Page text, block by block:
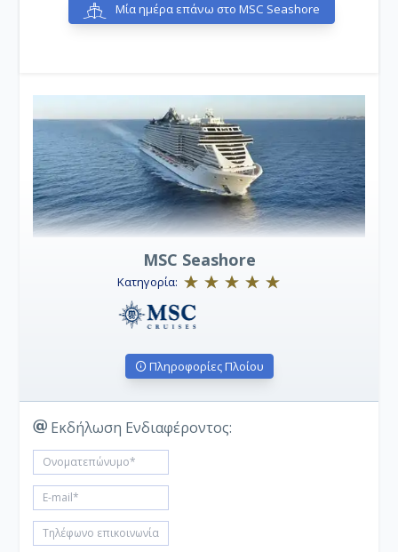
Μία ημέρα επάνω στο MSC Seashore
MSC Seashore
Κατηγορία:
Πληροφορίες Πλοίου
Εκδήλωση Ενδιαφέροντος: